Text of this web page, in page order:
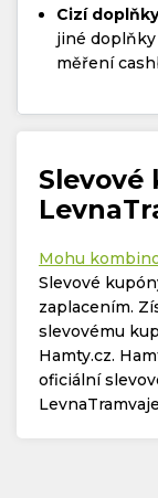
Cizí
jiné
měření
Slevové
Mohu
Slevové
zaplacením.
slevovému
Hamty.cz.
oficiální